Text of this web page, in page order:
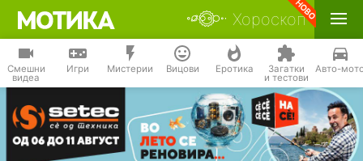
Хороскоп
Смешни
видеа
Игри Мистерии Вицови Еротика Загатки
и тестови
Авто-